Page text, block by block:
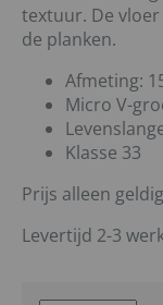
textuur. De
de planken.
Afmeting:
Micro V-
Klasse 33
Prijs alleen
Levertijd 2-3